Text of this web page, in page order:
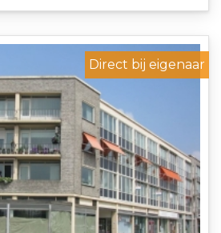
Direct bij eigenaar